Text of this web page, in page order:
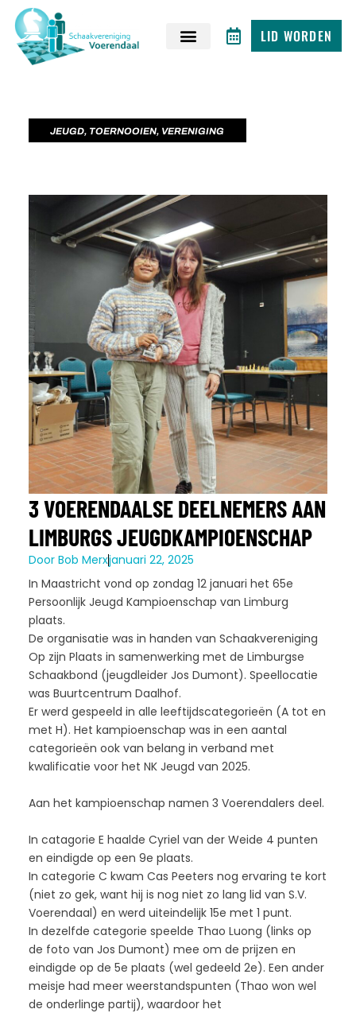
LID WORDEN
JEUGD, TOERNOOIEN, VERENIGING
3 VOERENDAALSE DEELNEMERS AAN
LIMBURGS JEUGDKAMPIOENSCHAP
DoorBob Merxjanuari 22, 2025
In Maastricht vond op zondag 12 januari het 65e
Persoonlijk Jeugd Kampioenschap van Limburg
plaats.
De organisatie was in handen van Schaakvereniging
Op zijn Plaats in samenwerking met de Limburgse
Schaakbond (jeugdleider Jos Dumont). Speellocatie
was Buurtcentrum Daalhof.
Er werd gespeeld in alle leeftijdscategorieën (A tot en
met H). Het kampioenschap was in een aantal
categorieën ook van belang in verband met
kwalificatie voor het NK Jeugd van 2025.
Aan het kampioenschap namen 3 Voerendalers deel.
In catagorie E haalde Cyriel van der Weide 4 punten
en eindigde op een 9e plaats.
In categorie C kwam Cas Peeters nog ervaring te kort
(niet zo gek, want hij is nog niet zo lang lid van S.V.
Voerendaal) en werd uiteindelijk 15e met 1 punt.
In dezelfde categorie speelde Thao Luong (links op
de foto van Jos Dumont) mee om de prijzen en
eindigde op de 5e plaats (wel gedeeld 2e). Een ander
meisje had meer weerstandspunten (Thao won wel
de onderlinge partij), waardoor het